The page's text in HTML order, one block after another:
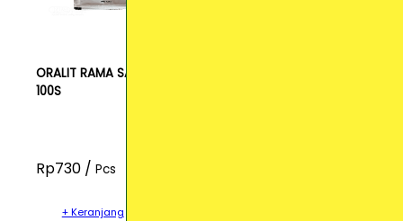
ORALIT RAMA SACH
100S
Rp730 / Pcs
+ Keranjang